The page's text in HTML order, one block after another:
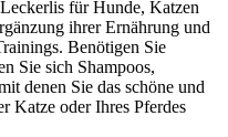
für Hunde, Katzen
ihrer Ernährung und
Benötigen Sie
Sie sich Shampoos,
denen Sie das schöne und
Katze oder Ihres Pferdes